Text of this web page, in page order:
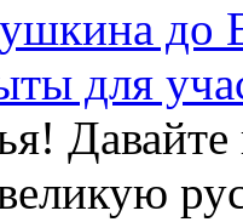
до
для
Давайте